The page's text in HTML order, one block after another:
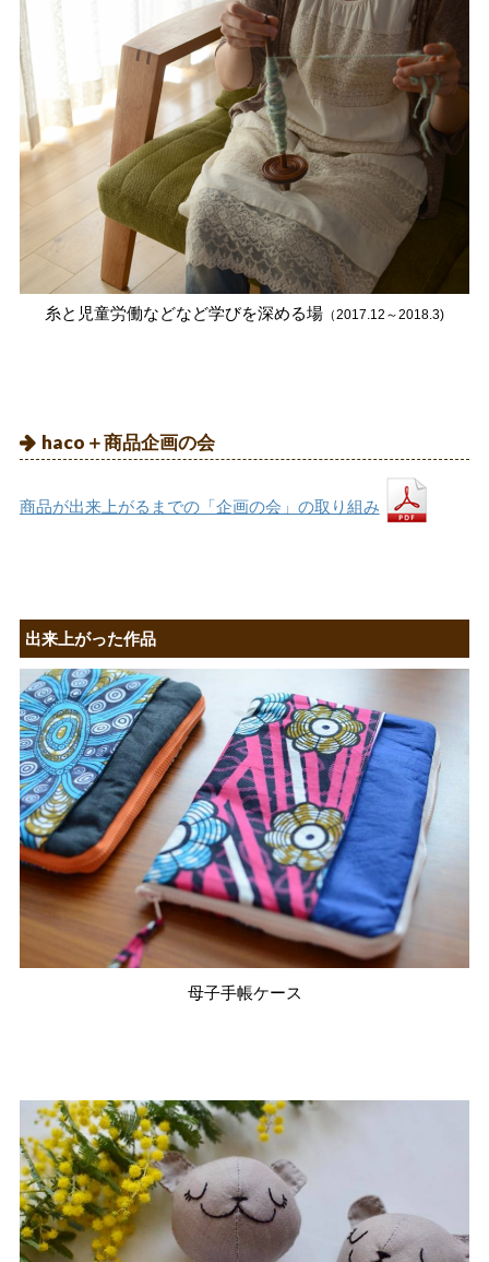
糸と児童労働などなど学びを深める場 （2017.12～2018.3)
haco＋商品企画の会
商品が出来上がるまでの「企画の会」の取り組み
出来上がった作品
母子手帳ケース